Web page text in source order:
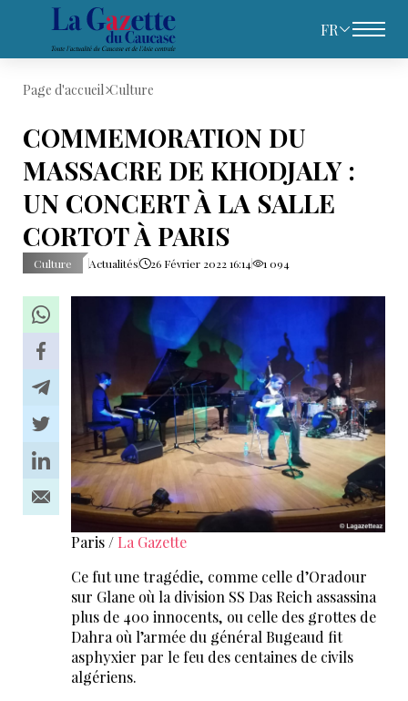
FR
Page d'accueil Culture
COMMEMORATION DU
MASSACRE DE KHODJALY :
UN CONCERT À LA SALLE
CORTOT À PARIS
Culture Actualités 26 Février 2022 16:14 1 094
Paris / La Gazette
Ce fut une tragédie, comme celle d’Oradour
sur Glane où la division SS Das Reich assassina
plus de 400 innocents, ou celle des grottes de
Dahra où l’armée du général Bugeaud fit
asphyxier par le feu des centaines de civils
algériens.